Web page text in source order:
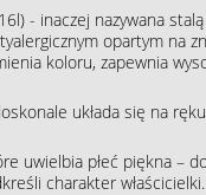
- inaczej nazywana
opartym na
koloru, zapewnia
układa się na
uwielbia płeć piękna –
charakter właścicielki.